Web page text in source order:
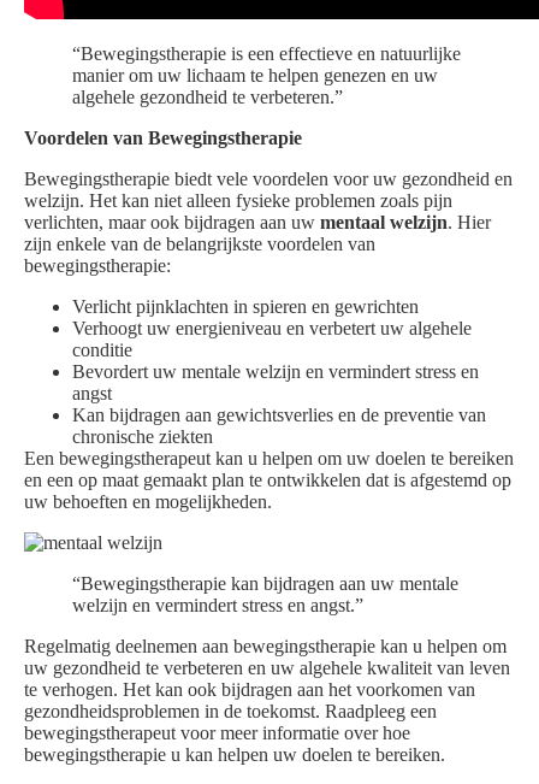
“Bewegingstherapie is een effectieve en natuurlijke
manier om uw lichaam te helpen genezen en uw
algehele gezondheid te verbeteren.”
Voordelen van Bewegingstherapie
Bewegingstherapie biedt vele voordelen voor uw gezondheid en
welzijn. Het kan niet alleen fysieke problemen zoals pijn
verlichten, maar ook bijdragen aan uw mentaal welzijn. Hier
zijn enkele van de belangrijkste voordelen van
bewegingstherapie:
Verlicht pijnklachten in spieren en gewrichten
Verhoogt uw energieniveau en verbetert uw algehele
conditie
Bevordert uw mentale welzijn en vermindert stress en
angst
Kan bijdragen aan gewichtsverlies en de preventie van
chronische ziekten
Een bewegingstherapeut kan u helpen om uw doelen te bereiken
en een op maat gemaakt plan te ontwikkelen dat is afgestemd op
uw behoeften en mogelijkheden.
“Bewegingstherapie kan bijdragen aan uw mentale
welzijn en vermindert stress en angst.”
Regelmatig deelnemen aan bewegingstherapie kan u helpen om
uw gezondheid te verbeteren en uw algehele kwaliteit van leven
te verhogen. Het kan ook bijdragen aan het voorkomen van
gezondheidsproblemen in de toekomst. Raadpleeg een
bewegingstherapeut voor meer informatie over hoe
bewegingstherapie u kan helpen uw doelen te bereiken.